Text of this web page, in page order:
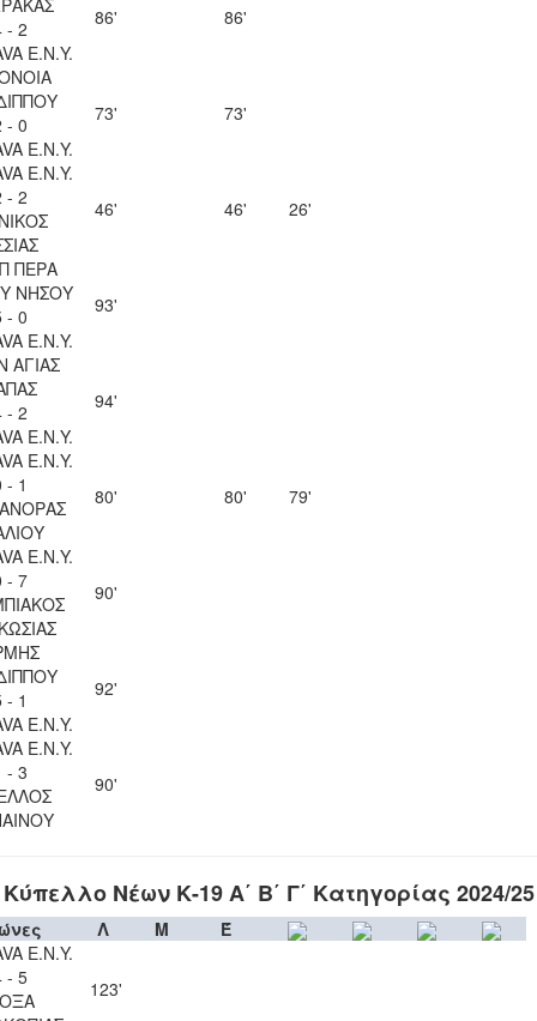
- 2
Ε.Ν.Y.
86' 86'
- 0
Ε.Ν.Y.
73' 73'
Ε.Ν.Y.
- 2
46' 46' 26'
ΠΕΡΑ
ΝΗΣΟΥ
- 0
Ε.Ν.Y.
93'
ΑΓΙΑΣ
- 2
Ε.Ν.Y.
94'
Ε.Ν.Y.
- 1
80' 80' 79'
Ε.Ν.Y.
- 7
90'
- 1
Ε.Ν.Y.
92'
Ε.Ν.Y.
- 3
90'
Κύπελλο Νέων Κ-19 Α΄ Β΄ Γ΄ Κατηγορίας 2024/25
Λ Μ
Έ
Ε.Ν.Y.
- 5
123'